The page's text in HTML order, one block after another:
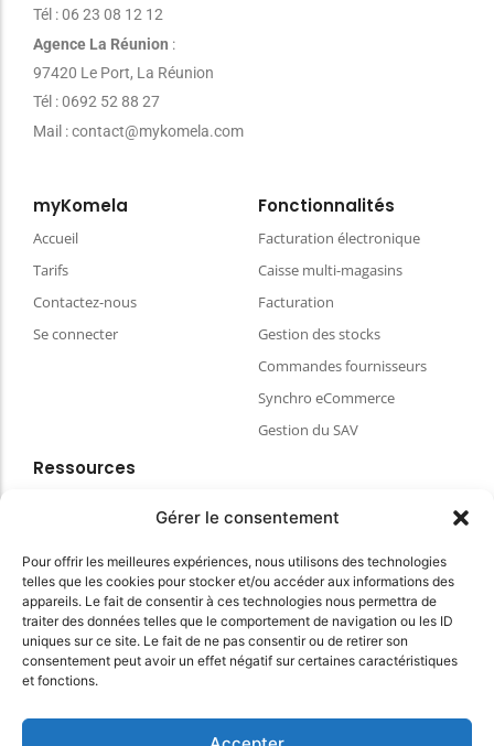
Gérer le consentement
Pour offrir les meilleures expériences, nous utilisons des technologies
telles que les cookies pour stocker et/ou accéder aux informations des
appareils. Le fait de consentir à ces technologies nous permettra de
traiter des données telles que le comportement de navigation ou les ID
uniques sur ce site. Le fait de ne pas consentir ou de retirer son
consentement peut avoir un effet négatif sur certaines caractéristiques
et fonctions.
Tél : 06 23 08 12 12
Agence La Réunion :
97420 Le Port, La Réunion
Tél : 0692 52 88 27
Mail : contact@mykomela.com
myKomela
Accueil
Tarifs
Contactez-nous
Se connecter
Fonctionnalités
Facturation électronique
Caisse multi-magasins
Facturation
Gestion des stocks
Commandes fournisseurs
Synchro eCommerce
Gestion du SAV
Ressources
Choisir votre matériel de caisse
Espace client
CGVU
Politique de confidentialité
Conditions Générales du site